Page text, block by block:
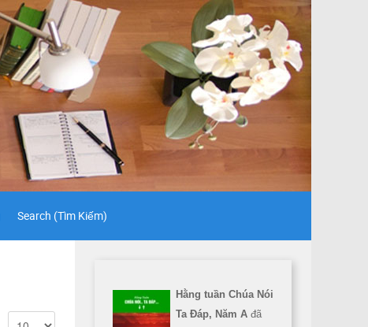
Search (Tìm Kiếm)
Hằng tuần Chúa Nói
Ta Đáp, Năm A đã